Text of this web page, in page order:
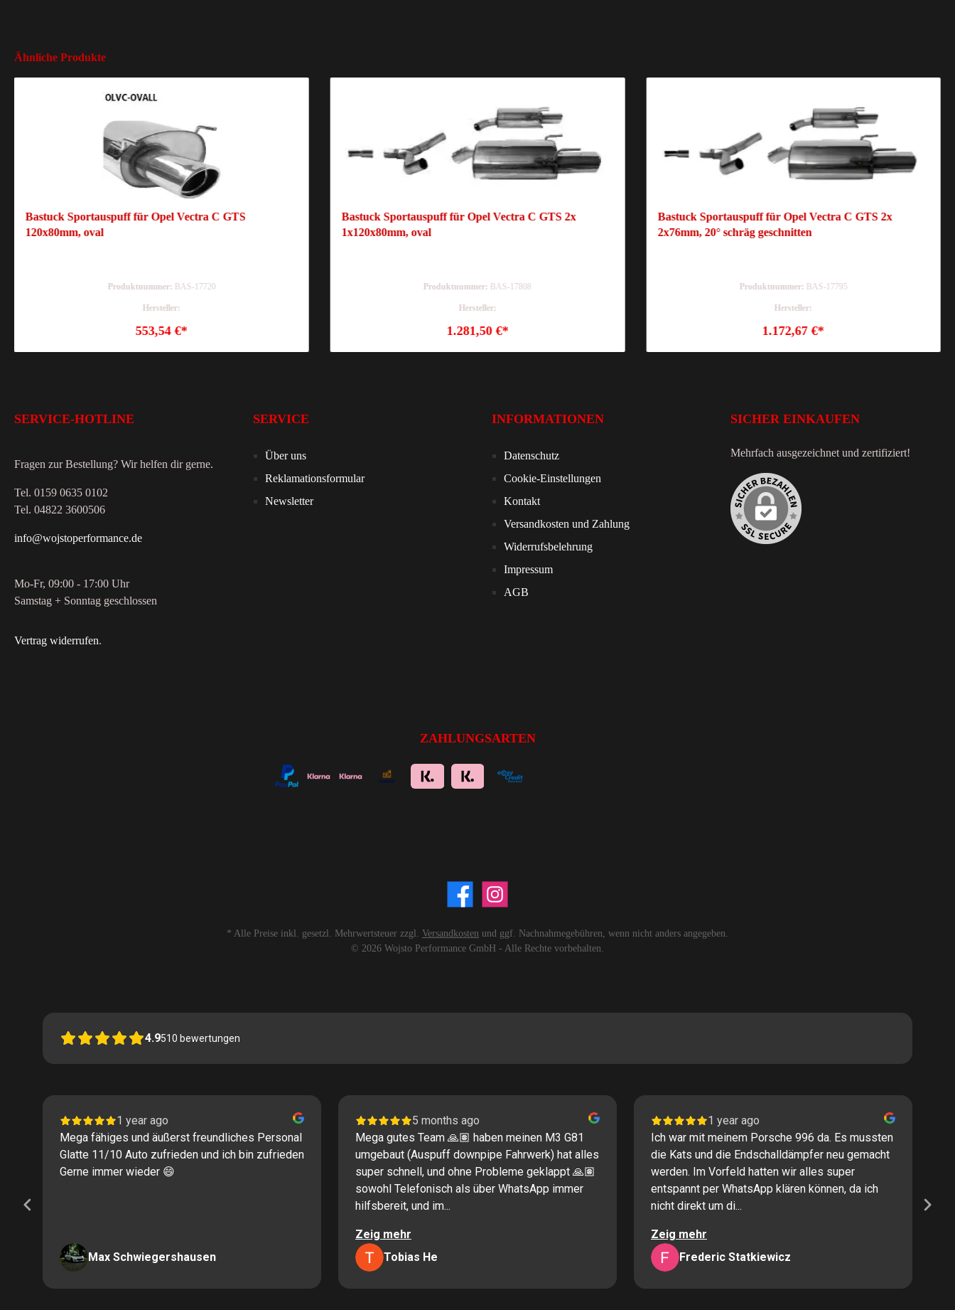
Ähnliche Produkte
Bastuck Sportauspuff für Opel Vectra C GTS
120x80mm, oval
Produktnummer: BAS-17720
Hersteller:
553,54 €*
Bastuck Sportauspuff für Opel Vectra C GTS 2x
1x120x80mm, oval
Produktnummer: BAS-17808
Hersteller:
1.281,50 €*
Bastuck Sportauspuff für Opel Vectra C GTS 2x
2x76mm, 20° schräg geschnitten
Produktnummer: BAS-17795
Hersteller:
1.172,67 €*
SERVICE-HOTLINE
Fragen zur Bestellung? Wir helfen dir gerne.
Tel. 0159 0635 0102
Tel. 04822 3600506
info@wojstoperformance.de
Mo-Fr, 09:00 - 17:00 Uhr
Samstag + Sonntag geschlossen
Vertrag widerrufen.
SERVICE
Über uns
Reklamationsformular
Newsletter
INFORMATIONEN
Datenschutz
Cookie-Einstellungen
Kontakt
Versandkosten und Zahlung
Widerrufsbelehrung
Impressum
AGB
SICHER EINKAUFEN
Mehrfach ausgezeichnet und zertifiziert!
ZAHLUNGSARTEN
* Alle Preise inkl. gesetzl. Mehrwertsteuer zzgl. Versandkosten und ggf. Nachnahmegebühren, wenn nicht anders angegeben.
© 2026 Wojsto Performance GmbH - Alle Rechte vorbehalten.
4.9510 bewertungen
1 year ago
Mega fähiges und äußerst freundliches Personal
Glatte 11/10 Auto zufrieden und ich bin zufrieden
Gerne immer wieder 😄
Max Schwiegershausen
5 months ago
Mega gutes Team 🙏🏽 haben meinen M3 G81
umgebaut (Auspuff downpipe Fahrwerk) hat alles
super schnell, und ohne Probleme geklappt 🙏🏽
sowohl Telefonisch als über WhatsApp immer
hilfsbereit, und im...
Zeig mehr
Tobias He
1 year ago
Ich war mit meinem Porsche 996 da. Es mussten
die Kats und die Endschalldämpfer neu gemacht
werden. Im Vorfeld hatten wir alles super
entspannt per WhatsApp klären können, da ich
nicht direkt um di...
Zeig mehr
Frederic Statkiewicz